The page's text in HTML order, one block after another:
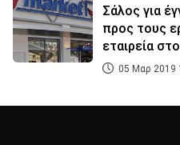
Σάλος για
προς τους
εταιρεία
05 Μαρ 2019